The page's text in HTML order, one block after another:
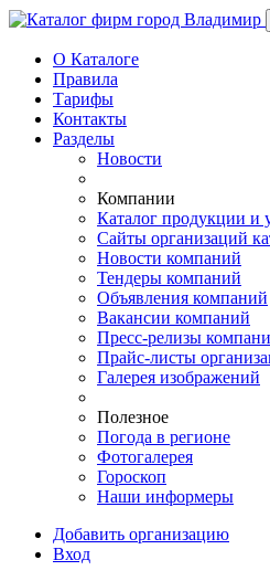
О Каталоге
Правила
Тарифы
Контакты
Разделы
Новости
Компании
Каталог продукции и
Сайты организаций
Новости компаний
Тендеры компаний
Объявления компаний
Вакансии компаний
Пресс-релизы
Прайс-листы
Галерея изображений
Полезное
Погода в регионе
Фотогалерея
Гороскоп
Наши информеры
Добавить организацию
Вход